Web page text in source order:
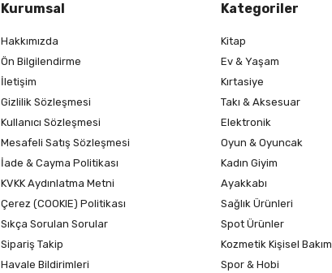
Kurumsal
Hakkımızda
Ön Bilgilendirme
İletişim
Gizlilik Sözleşmesi
Kullanıcı Sözleşmesi
Mesafeli Satış Sözleşmesi
İade & Cayma Politikası
KVKK Aydınlatma Metni
Çerez (COOKIE) Politikası
Sıkça Sorulan Sorular
Sipariş Takip
Havale Bildirimleri
Kategoriler
Kitap
Ev & Yaşam
Kırtasiye
Takı & Aksesuar
Elektronik
Oyun & Oyuncak
Kadın Giyim
Ayakkabı
Sağlık Ürünleri
Spot Ürünler
Kozmetik Kişisel Bakım
Spor & Hobi